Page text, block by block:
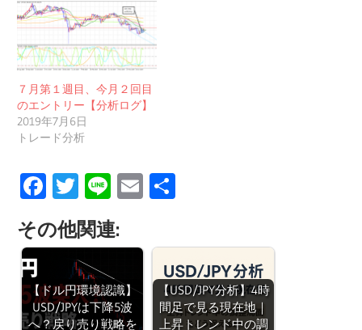
７月第１週目、今月２回目
のエントリー【分析ログ】
2019年7月6日
トレード分析
Facebook
Twitter
LineEmail
その他関連:
【ドル円環境認識】
USD/JPYは下降5波
へ？戻り売り戦略を
【USD/JPY分析】4時
間足で見る現在地｜
上昇トレンド中の調